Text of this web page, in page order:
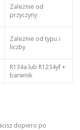
Zależnie od
przyczyny
Zależnie od typu i
liczby
R134a lub R1234yf +
barwnik
dopiero po